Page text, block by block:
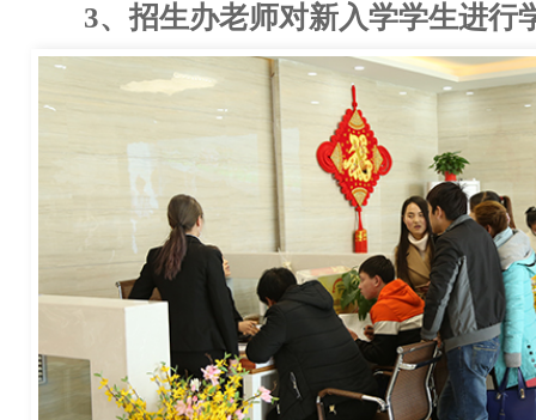
3、招生办老师对新入学学生进行